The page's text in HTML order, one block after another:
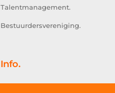
Talentmanagement.
Bestuurdersvereniging.
Info.